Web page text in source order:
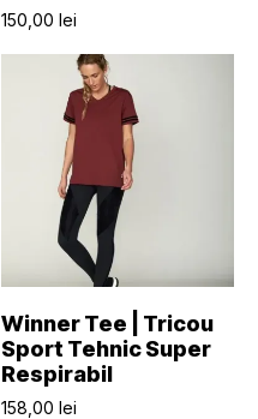
150,00 lei
SELECTEAZĂ OPȚIUNILE
Winner Tee | Tricou
Sport Tehnic Super
Respirabil
158,00 lei